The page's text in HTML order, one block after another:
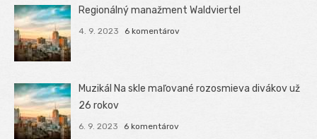
Regionálný manažment Waldviertel
4. 9. 2023 6 komentárov
Muzikál Na skle maľované rozosmieva divákov už
26 rokov
6. 9. 2023 6 komentárov